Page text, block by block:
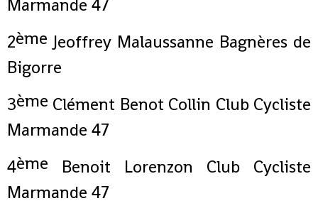
Marmande 47
2ème Jeoffrey Malaussanne Bagnères de
Bigorre
3ème Clément Benot Collin Club Cycliste
Marmande 47
4ème Benoit Lorenzon Club Cycliste
Marmande 47